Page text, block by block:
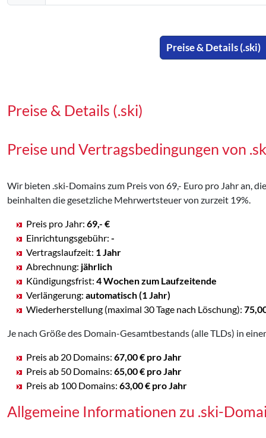
Preise & Details (.ski)
Preise & Details (.ski)
Preise und Vertragsbedingungen von
Wir bieten .ski-Domains zum Preis von 69,- Euro pro Jahr an,
beinhalten die gesetzliche Mehrwertsteuer von zurzeit 19%.
Preis pro Jahr: 69,- €
Einrichtungsgebühr: -
Vertragslaufzeit: 1 Jahr
Abrechnung: jährlich
Kündigungsfrist: 4 Wochen zum Laufzeitende
Verlängerung: automatisch (1 Jahr)
Wiederherstellung (maximal 30 Tage nach Löschung):
Je nach Größe des Domain-Gesamtbestands (alle TLDs) in
Preis ab 20 Domains: 67,00 € pro Jahr
Preis ab 50 Domains: 65,00 € pro Jahr
Preis ab 100 Domains: 63,00 € pro Jahr
Allgemeine Informationen zu .ski-